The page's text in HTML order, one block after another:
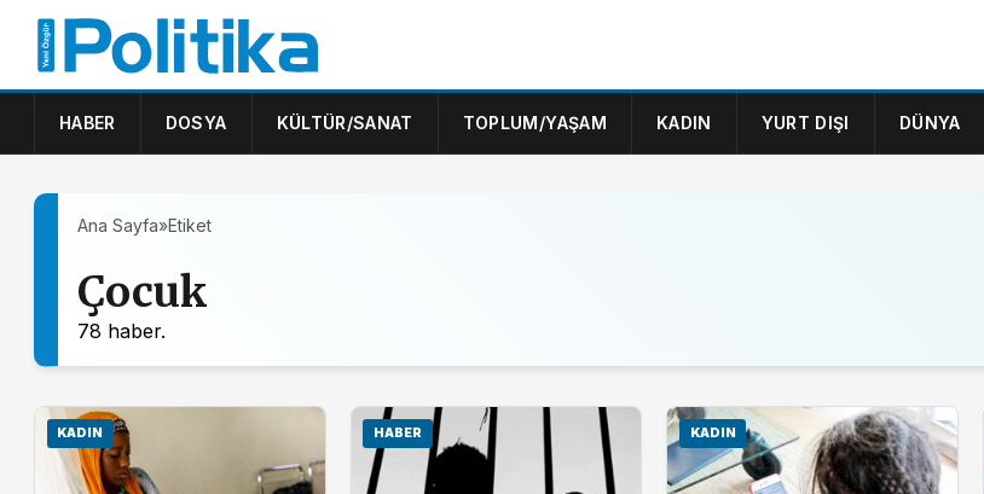
HABER DOSYA KÜLTÜR/SANAT TOPLUM/YAŞAM KADIN YURT DIŞI DÜNYA
Ana Sayfa»Etiket
Çocuk
78 haber.
KADIN HABER KADIN